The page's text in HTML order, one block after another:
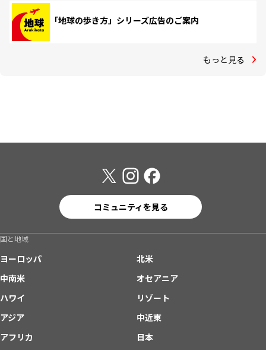
「地球の歩き方」シリーズ広告のご案内
もっと見る
コミュニティを見る
国と地域
ヨーロッパ
北米
中南米
オセアニア
ハワイ
リゾート
アジア
中近東
アフリカ
日本